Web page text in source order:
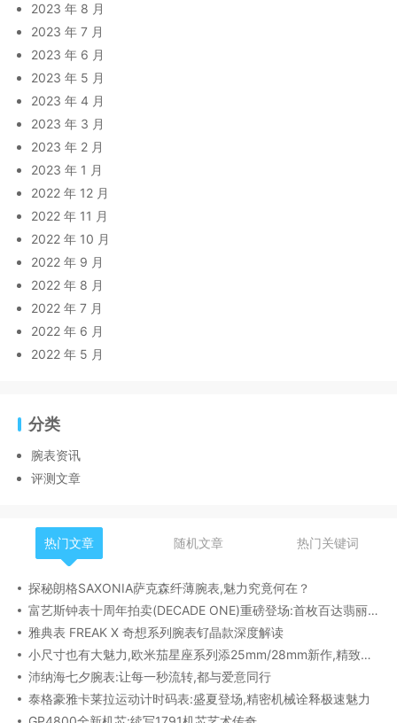
2023 年 8 月
2023 年 7 月
2023 年 6 月
2023 年 5 月
2023 年 4 月
2023 年 3 月
2023 年 2 月
2023 年 1 月
2022 年 12 月
2022 年 11 月
2022 年 10 月
2022 年 9 月
2022 年 8 月
2022 年 7 月
2022 年 6 月
2022 年 5 月
分类
腕表资讯
评测文章
热门文章 随机文章 热门关键词
探秘朗格SAXONIA萨克森纤薄腕表,魅力究竟何在？
富艺斯钟表十周年拍卖(DECADE ONE)重磅登场:首枚百达翡丽1518精钢腕表领衔呈献
雅典表 FREAK X 奇想系列腕表钌晶款深度解读​
小尺寸也有大魅力,欧米茄星座系列添25mm/28mm新作,精致感拉满
沛纳海七夕腕表:让每一秒流转,都与爱意同行
泰格豪雅卡莱拉运动计时码表:盛夏登场,精密机械诠释极速魅力